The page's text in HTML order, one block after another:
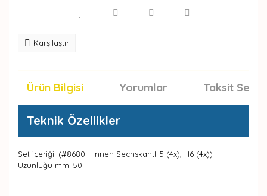
Karşılaştır
Ürün Bilgisi Yorumlar Taksit
Teknik Özellikler
Set içeriği: (#8680 - Innen SechskantH5 (4x), H6 (4x))
Uzunluğu mm: 50